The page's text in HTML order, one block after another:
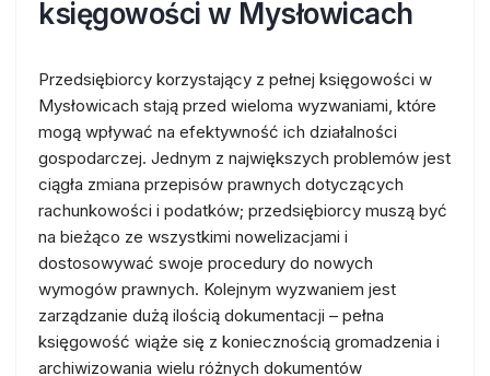
księgowości w Mysłowicach
Przedsiębiorcy korzystający z pełnej księgowości w
Mysłowicach stają przed wieloma wyzwaniami, które
mogą wpływać na efektywność ich działalności
gospodarczej. Jednym z największych problemów jest
ciągła zmiana przepisów prawnych dotyczących
rachunkowości i podatków; przedsiębiorcy muszą być
na bieżąco ze wszystkimi nowelizacjami i
dostosowywać swoje procedury do nowych
wymogów prawnych. Kolejnym wyzwaniem jest
zarządzanie dużą ilością dokumentacji – pełna
księgowość wiąże się z koniecznością gromadzenia i
archiwizowania wielu różnych dokumentów